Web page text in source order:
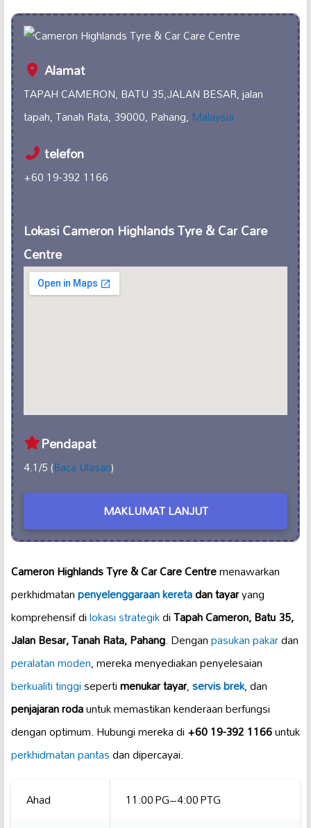
Alamat
TAPAH CAMERON, BATU 35,JALAN BESAR, jalan
tapah, Tanah Rata, 39000, Pahang,Malaysia
telefon
+60 19-392 1166
Lokasi Cameron Highlands Tyre & Car Care
Centre
Pendapat
4.1/5 (Baca Ulasan)
MAKLUMAT LANJUT
Cameron Highlands Tyre & Car Care Centremenawarkan
perkhidmatanpenyelenggaraan keretadan tayaryang
komprehensif dilokasi strategikdiTapah Cameron, Batu 35,
Jalan Besar, Tanah Rata, Pahang. Denganpasukan pakardan
peralatan moden, mereka menyediakan penyelesaian
berkualiti tinggisepertimenukar tayar,servis brek, dan
penjajaran rodauntuk memastikan kenderaan berfungsi
dengan optimum. Hubungi mereka di+60 19-392 1166untuk
perkhidmatan pantasdan dipercayai.
Ahad
11:00 PG–4:00 PTG